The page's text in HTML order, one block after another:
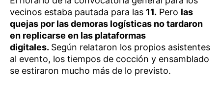
vecinos estaba pautada para las 11. Pero las
quejas por las demoras logísticas no tardaron
en replicarse en las plataformas
digitales. Según relataron los propios asistentes
al evento, los tiempos de cocción y ensamblado
se estiraron mucho más de lo previsto.